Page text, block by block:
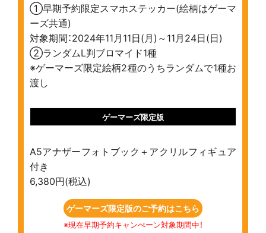
①早期予約限定スマホステッカー(絵柄はゲーマ
ーズ共通)
対象期間：2024年11月11日(月)～11月24日(日)
②ランダムL判ブロマイド1種
※ゲーマーズ限定絵柄2種のうちランダムで1種お
渡し
ゲーマーズ限定版
A5アナザーフォトブック＋アクリルフィギュア
付き
6,380円(税込)
ゲーマーズ限定版のご予約はこちら
※現在早期予約キャンぺーン対象期間中！